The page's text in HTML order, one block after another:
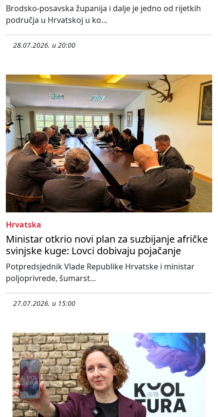
Brodsko-posavska županija i dalje je jedno od rijetkih
područja u Hrvatskoj u ko...
28.07.2026. u 20:00
Hrvatska
Ministar otkrio novi plan za suzbijanje afričke
svinjske kuge: Lovci dobivaju pojačanje
Potpredsjednik Vlade Republike Hrvatske i ministar
poljoprivrede, šumarst...
27.07.2026. u 15:00